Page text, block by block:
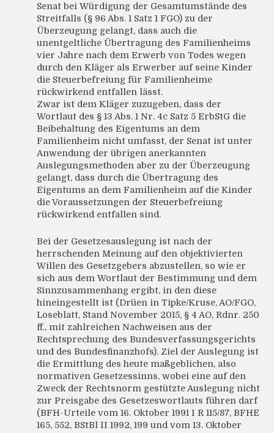
Senat bei Würdigung der Gesamtumstände des
Streitfalls (§ 96 Abs. 1 Satz 1 FGO) zu der
Überzeugung gelangt, dass auch die
unentgeltliche Übertragung des Familienheims
vier Jahre nach dem Erwerb von Todes wegen
durch den Kläger als Erwerber auf seine Kinder
die Steuerbefreiung für Familienheime
rückwirkend entfallen lässt.
Zwar ist dem Kläger zuzugeben, dass der
Wortlaut des § 13 Abs. 1 Nr. 4c Satz 5 ErbStG die
Beibehaltung des Eigentums an dem
Familienheim nicht umfasst, der Senat ist unter
Anwendung der übrigen anerkannten
Auslegungsmethoden aber zu der Überzeugung
gelangt, dass durch die Übertragung des
Eigentums an dem Familienheim auf die Kinder
die Voraussetzungen der Steuerbefreiung
rückwirkend entfallen sind.
Bei der Gesetzesauslegung ist nach der
herrschenden Meinung auf den objektivierten
Willen des Gesetzgebers abzustellen, so wie er
sich aus dem Wortlaut der Bestimmung und dem
Sinnzusammenhang ergibt, in den diese
hineingestellt ist (Drüen in Tipke/Kruse, AO/FGO,
Loseblatt, Stand November 2015, § 4 AO, Rdnr. 250
ff., mit zahlreichen Nachweisen aus der
Rechtsprechung des Bundesverfassungsgerichts
und des Bundesfinanzhofs). Ziel der Auslegung ist
die Ermittlung des heute maßgeblichen, also
normativen Gesetzessinns, wobei eine auf den
Zweck der Rechtsnorm gestützte Auslegung nicht
zur Preisgabe des Gesetzeswortlauts führen darf
(BFH-Urteile vom 16. Oktober 1991 I R 115/87, BFHE
165, 552, BStBl II 1992, 199 und vom 13. Oktober